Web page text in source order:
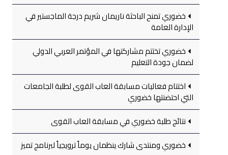
خضوري تمنح الباحثة ناريمان شريم درجة الماجستير في
الإدارة العامة
خضوري تختتم مشاركتها في المؤتمر العربي الدولي
لضمان جودة التعليم
اختتام فعاليات مسابقة العاب القوى لطلبة الجامعات
التي احتضنتها خضوري
نتائج طلبة خضوري في مسابقة العاب القوى
خضوري ومنتدى شارك ينظمان يوماً ترويجياً لبرنامج تميز